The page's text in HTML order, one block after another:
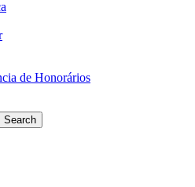
de Honorários
Search